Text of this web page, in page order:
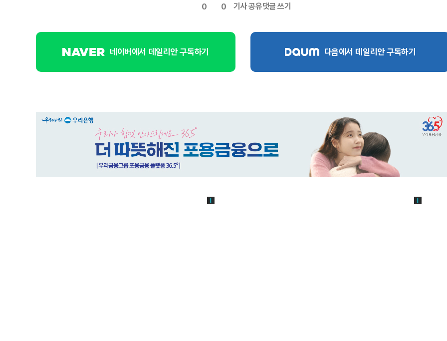
0 0 기사 공유댓글 쓰기
네이버에서 데일리안 구독하기 다음에서 데일리안 구독하기